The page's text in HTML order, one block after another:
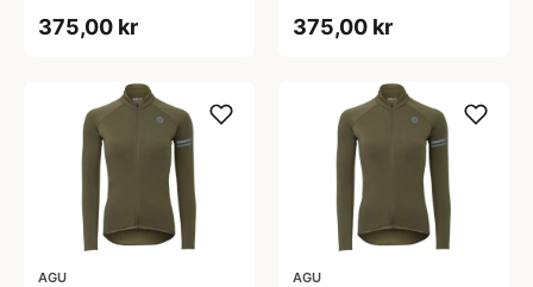
L
375,00 kr
M
375,00 kr
AGU AGU